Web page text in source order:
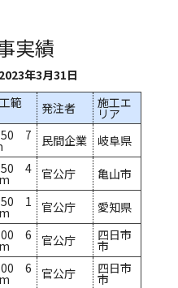
実績
年3月31日
範 発注者 施工エ
リア
7 民間企業
岐阜県
4 官公庁
亀山市
1 官公庁
愛知県
6 官公庁 四日市
市
6 官公庁 四日市
市